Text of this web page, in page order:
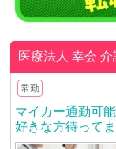
医療法人 幸会介
常勤
マイカー通勤可
好きな方待ってま